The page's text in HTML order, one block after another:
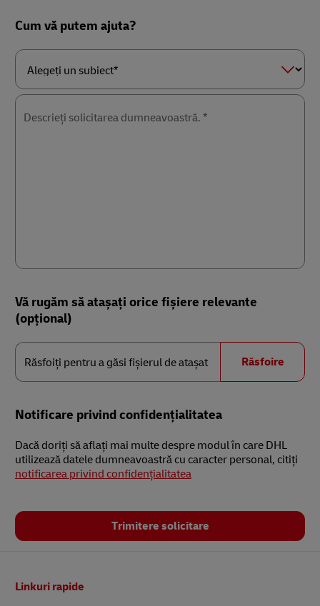
Cum vă putem ajuta?
Alegeți
un
Descrieți solicitarea dumneavoastră. *
Vă rugăm să atașați orice fișiere relevante
(opțional)
Răsfoiți pentru a găsi fișierul de atașat Răsfoire
Răsfoiți
fișierul
Notificare privind confidenţialitatea
Dacă doriți să aflați mai multe despre modul în care DHL
utilizează datele dumneavoastră cu caracter personal, citiți
notificarea privind confidențialitatea
Trimitere solicitare
Linkuri rapide